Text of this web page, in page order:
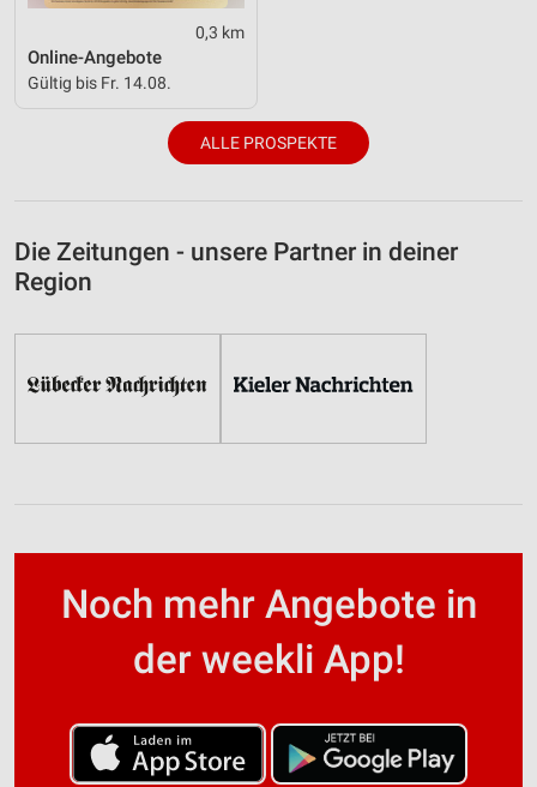
0,3 km
Online-Angebote
Gültig bis Fr. 14.08.
ALLE PROSPEKTE
Die Zeitungen - unsere Partner in deiner
Region
Noch mehr Angebote in
der weekli App!